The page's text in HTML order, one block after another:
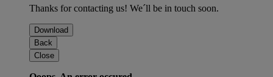
Thanks for contacting us! We´ll be in touch soon.
Download
Back
Close